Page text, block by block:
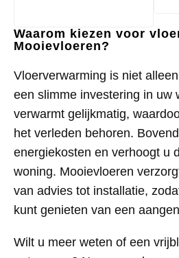
Waarom kiezen voor
Mooievloeren?
Vloerverwarming is niet
een slimme investering in uw
verwarmt gelijkmatig,
het verleden behoren.
energiekosten en verhoogt u
woning. Mooievloeren
van advies tot installatie,
kunt genieten van een
Wilt u meer weten of een